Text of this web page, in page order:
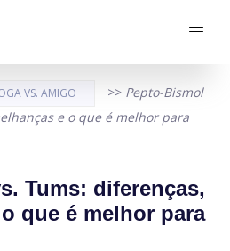
VS. AMIGO >> Pepto-Bismol
e o que é melhor para
Tums: diferenças,
que é melhor para